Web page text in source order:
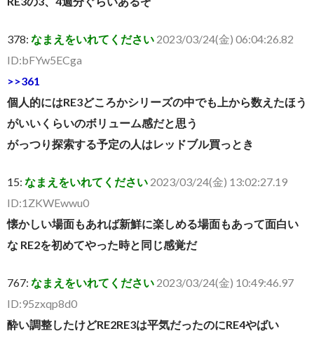
378: なまえをいれてください 2023/03/24(金) 06:04:26.82
ID:bFYw5ECga
>>361
個人的にはRE3どころかシリーズの中でも上から数えたほう
がいいくらいのボリューム感だと思う
がっつり探索する予定の人はレッドブル買っとき
15: なまえをいれてください 2023/03/24(金) 13:02:27.19
ID:1ZKWEwwu0
懐かしい場面もあれば新鮮に楽しめる場面もあって面白い
な RE2を初めてやった時と同じ感覚だ
767: なまえをいれてください 2023/03/24(金) 10:49:46.97
ID:95zxqp8d0
酔い調整したけどRE2RE3は平気だったのにRE4やばい